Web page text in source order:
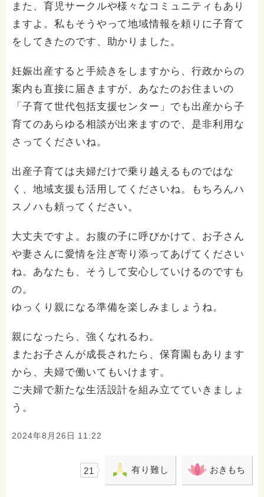
また、育児サークルや様々なコミュニティもあり
ますよ。私もそうやって地域情報を頼りに子育て
をしてきたのです、助かりました。
妊娠出産すると手続きをしますから、行政からの
案内も直接に届きますが、あなたのお住まいの
「子育て世代包括支援センター」でも出産から子
育てのあらゆる相談が出来ますので、是非利用な
さってくださいね。
出産子育ては夫婦だけで乗り越えるものではな
く、地域支援も活用してくださいね。もちろんハ
スノハも頼ってください。
大丈夫ですよ。お腹の子に呼びかけて、お子さん
や妻さんに愛情を注ぎ寄り添ってあげてください
ね。あなたも、そうして安心していけるのですも
の。
ゆっくり親になる準備を楽しみましょうね。
親になったら、強くなれるわ。
またお子さんが成長されたら、保育園もあります
から、夫婦で働いてもいけます。
ご夫婦で新たな生活設計を組み立てていきましょ
う。
2024年8月26日 11:22
21 有り難し おきもち